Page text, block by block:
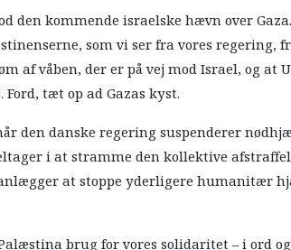
den kommende israelske hævn over
som vi ser fra vores regering,
af våben, der er på vej mod Israel, og at
tæt op ad Gazas kyst.
den danske regering suspenderer
i at stramme den kollektive
at stoppe yderligere humanitær
brug for vores solidaritet – i ord